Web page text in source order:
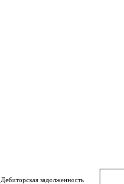
Дебиторская задолженность